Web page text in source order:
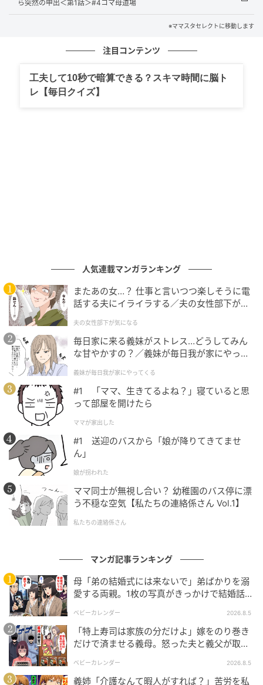
出典：select.mamastar.jp
【編集部コメント】
エミさんは社長の娘です。その点を考えたら言い寄る
分が社長令嬢だなんて意識はないようです。お父さん
が経営するのは、地元の付き合いで成り立っているよ
うな小さな企業。裕福なイメージとはかけ離れていま
す。そんな自分にお金目当てで近づいてくる男性はい
ないだろうし、それだけにタダシさんが自分自身を気
に入ってくれていると考えているのですね。
※この漫画はママスタに寄せられた体験談やご意見を
ら突然の申出＜第1話＞#4コマ母道場
※ママスタセレクトに移動します
注目コンテンツ
工夫して10秒で暗算できる？スキマ時間に脳ト
レ【毎日クイズ】
人気連載マンガランキング
またあの女…？ 仕事と言いつつ楽しそうに電
話する夫にイライラする／夫の女性部下が気
夫の女性部下が気になる
毎日家に来る義妹がストレス…どうしてみん
な甘やかすの？／義妹が毎日我が家にやって
が】
義妹が毎日我が家にやってくる
#1 「ママ、生きてるよね？」寝ていると思
って部屋を開けたら
ママが家出した
#1 送迎のバスから「娘が降りてきてませ
ん」
娘が拐われた
ママ同士が無視し合い？ 幼稚園のバス停に漂
う不穏な空気【私たちの連絡係さん Vol.1】
私たちの連絡係さん
マンガ記事ランキング
母「弟の結婚式には来ないで」弟ばかりを溺
愛する両親。1枚の写真がきっかけで結婚話が
ベビーカレンダー 2026.8.5
「特上寿司は家族の分だけよ」嫁をのり巻き
だけで済ませる義母。怒った夫と義父が取っ
ベビーカレンダー 2026.8.5
義姉「介護なんて暇人がすれば？」苦労を私